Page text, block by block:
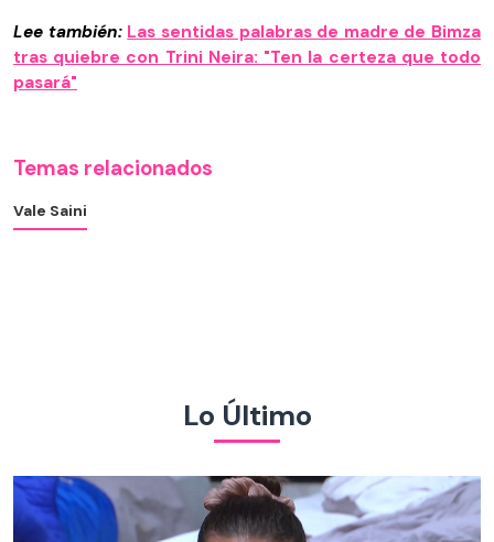
Lee también: Las sentidas palabras de madre de Bimza
tras quiebre con Trini Neira: "Ten la certeza que todo
pasará"
Temas relacionados
Vale Saini
Lo Último